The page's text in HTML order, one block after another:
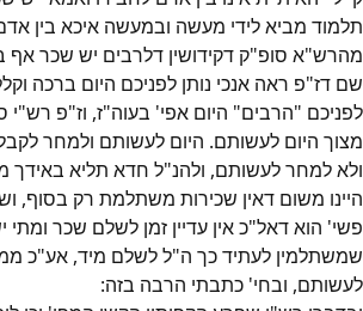
תלמוד מביא לידי מעשה ובמעשה איכא בין
מהרש"א סופ"ק דקידושין דלרבים יש שכר אף
שם דז"פ ראה אנכי נותן לפניכם היום ברכה
לפניכם "הרבים" היום אפי' בעוה"ז, וז"פ רש"י
מצוך היום לעשותם. היום לעשותם ולמחר
ולא למחר לעשותם, ולהנ"ל חדא תליא
היינו משום דאין שכירות משתלמת רק בסוף,
פשי' הוא דאל"כ אין עדיין זמן לשלם שכר
שמשתלמין לעתיד כך ה"ל לשלם מיד, אע"כ
לעשותם, ובחי' כתבתי הרבה בזה: